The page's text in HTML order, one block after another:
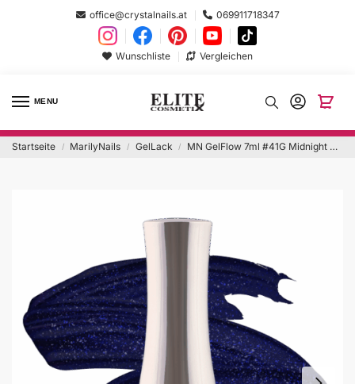
office@crystalnails.at 069911718347
Wunschliste Vergleichen
MENU
Startseite / MarilyNails / GelLack / MN GelFlow 7ml #41G Midnight Miracle